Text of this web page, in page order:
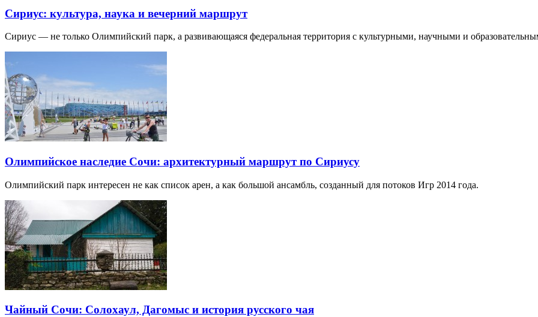
Сириус: культура, наука и вечерний маршрут
Сириус — не только Олимпийский парк, а развивающаяся федеральная территория с культурными, научными и
Олимпийское наследие Сочи: архитектурный маршрут по Сириусу
Олимпийский парк интересен не как список арен, а как большой ансамбль, созданный для потоков Игр 2014 года.
Чайный Сочи: Солохаул, Дагомыс и история русского чая